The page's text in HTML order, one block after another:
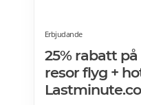
Erbjudande
25% rabatt
resor flyg +